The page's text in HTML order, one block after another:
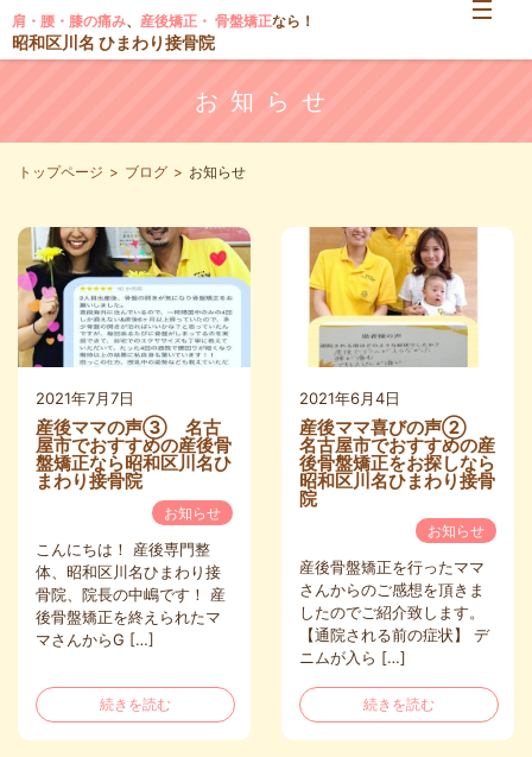
肩・腰・膝の痛み、 産後矯正・ 骨盤矯正なら！
昭和区川名 ひまわり接骨院
お知らせ
トップページ ブログ お知らせ
2021年7月7日
産後ママの声③ 名古
屋市でおすすめの産後骨
盤矯正なら昭和区川名ひ
まわり接骨院
お知らせ
こんにちは！ 産後専門整
体、昭和区川名ひまわり接
骨院、院長の中嶋です！ 産
後骨盤矯正を終えられたマ
マさんからG […]
続きを読む
2021年6月4日
産後ママ喜びの声②
名古屋市でおすすめの産
後骨盤矯正をお探しなら
昭和区川名ひまわり接骨
院
お知らせ
産後骨盤矯正を行ったママ
さんからのご感想を頂きま
したのでご紹介致します。
【通院される前の症状】 デ
ニムが入ら […]
続きを読む